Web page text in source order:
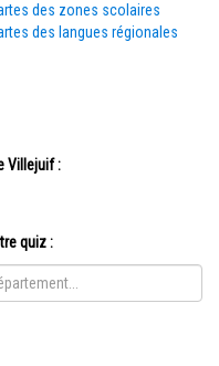
des zones scolaires
des langues régionales
Villejuif :
quiz :